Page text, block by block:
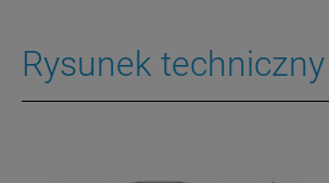
Rysunek techniczny